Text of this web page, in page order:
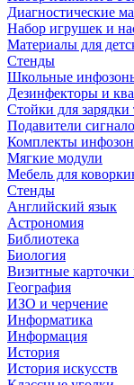
Диагностические
Набор игрушек и
Материалы для
Стенды
Школьные
Дезинфекторы и
Стойки для зарядки
Подавители
Комплекты инфозон
Мягкие модули
Мебель для
Стенды
Английский язык
Астрономия
Библиотека
Биология
Визитные
География
ИЗО и черчение
Информатика
Информация
История
История искусств